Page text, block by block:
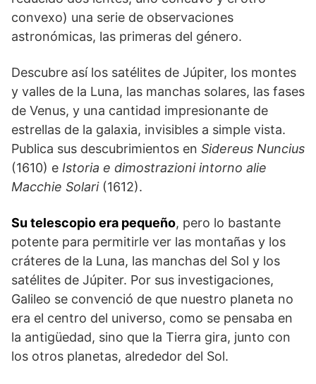
convexo) una serie de observaciones
astronómicas, las primeras del género.
Descubre así los satélites de Júpiter, los mon­tes
y valles de la Luna, las manchas solares, las fases
de Venus, y una cantidad impresionante de
estrellas de la galaxia, invisibles a simple vista.
Publica sus descubrimientos en Sidereus Nuncius
(1610) e Istoria e dimostrazioni intorno alie
Macchie Solari(1612).
Su telescopio era pequeño, pero lo bastante
potente para permitirle ver las montañas y los
cráteres de la Luna, las manchas del Sol y los
satélites de Júpiter. Por sus investigaciones,
Galileo se convenció de que nuestro planeta no
era el centro del universo, como se pensaba en
la antigüedad, sino que la Tierra gira, junto con
los otros planetas, alrededor del Sol.